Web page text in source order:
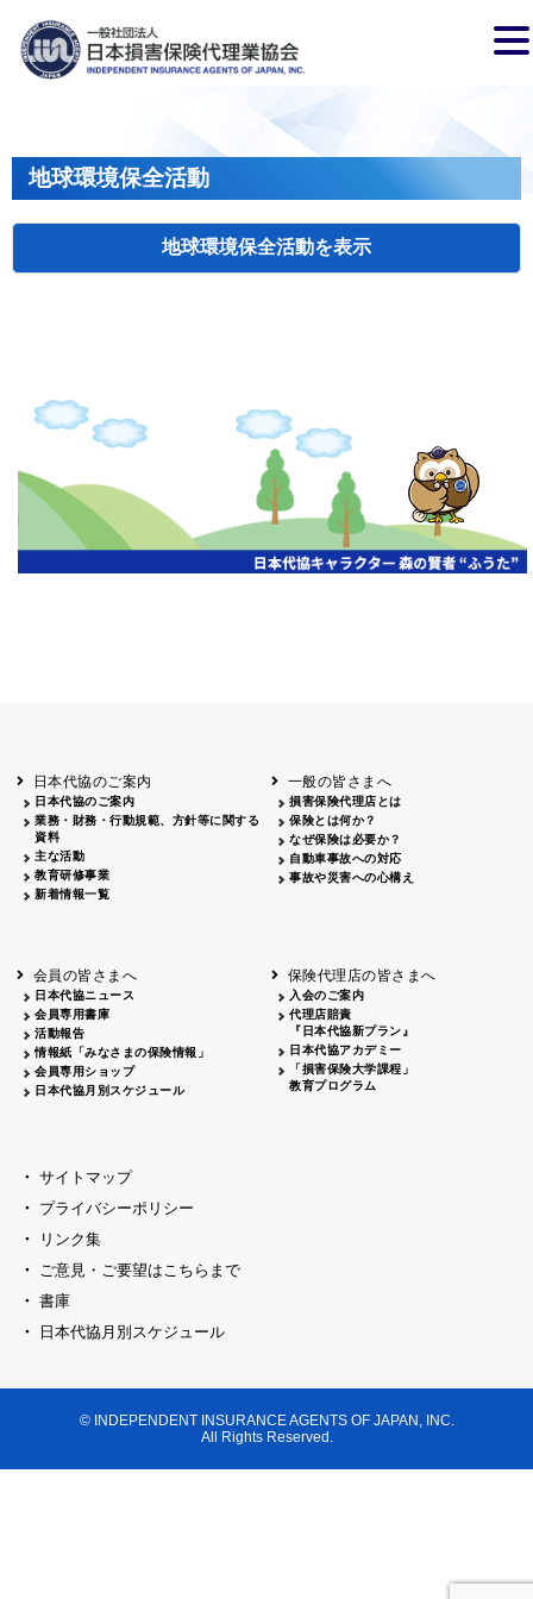
地球環境保全活動
地球環境保全活動
タイトル
岩手
クリーンアップキャンペーン
長野 飯田 飯田市大宮桜並木清掃活動
兵庫 2026.04.29 姫路城みどりの美化キャンペーン
2026.06.06 クリーン作戦 岡山
鳥取砂丘一斉清掃 鳥取
日本代協のご案内
日本代協のご案内
業務・財務・行動規範、方針等に関する
資料
主な活動
教育研修事業
新着情報一覧
一般の皆さまへ
損害保険代理店とは
保険とは何か？
なぜ保険は必要か？
自動車事故への対応
事故や災害への心構え
会員の皆さまへ
日本代協ニュース
会員専用書庫
活動報告
情報紙「みなさまの保険情報」
会員専用ショップ
日本代協月別スケジュール
保険代理店の皆さまへ
入会のご案内
代理店賠責
『日本代協新プラン』
日本代協アカデミー
「損害保険大学課程」
教育プログラム
サイトマップ
プライバシーポリシー
リンク集
ご意見・ご要望はこちらまで
書庫
日本代協月別スケジュール
© INDEPENDENT INSURANCE AGENTS OF JAPAN, INC.
All Rights Reserved.